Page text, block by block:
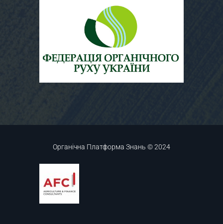
Органічна Платформа Знань © 2024